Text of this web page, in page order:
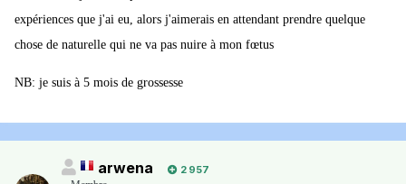
expériences que j'ai eu, alors j'aimerais en attendant prendre quelque
chose de naturelle qui ne va pas nuire à mon fœtus
NB: je suis à 5 mois de grossesse
arwena
2 957